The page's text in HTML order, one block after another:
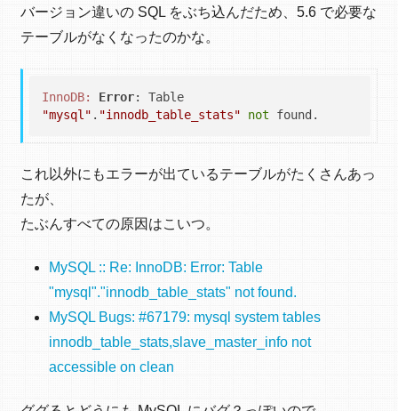
バージョン違いの SQL をぶち込んだため、5.6 で必要な
テーブルがなくなったのかな。
InnoDB: Error
: Table
"mysql" . "innodb_table_stats" not
これ以外にもエラーが出ているテーブルがたくさんあっ
たが、
たぶんすべての原因はこいつ。
MySQL :: Re: InnoDB: Error: Table
"mysql"."innodb_table_stats" not found.
MySQL Bugs: #67179: mysql system tables
innodb_table_stats,slave_master_info not
accessible on clean